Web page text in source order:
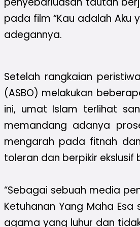
pada film “Kau adalah Aku
adegannya.
Setelah rangkaian
(ASBO) melakukan
ini, umat Islam terlihat
memandang adanya
mengarah pada fitnah
toleran dan berpikir
“Sebagai sebuah media
Ketuhanan Yang Maha
agama yang luhur dan